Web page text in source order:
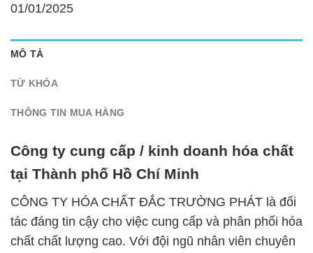
01/01/2025
MÔ TẢ
TỪ KHÓA
THÔNG TIN MUA HÀNG
Công ty cung cấp / kinh doanh hóa chất
tại Thành phố Hồ Chí Minh
CÔNG TY HÓA CHẤT ĐẮC TRƯỜNG PHÁT là đối
tác đáng tin cậy cho việc cung cấp và phân phối hóa
chất chất lượng cao. Với đội ngũ nhân viên chuyên